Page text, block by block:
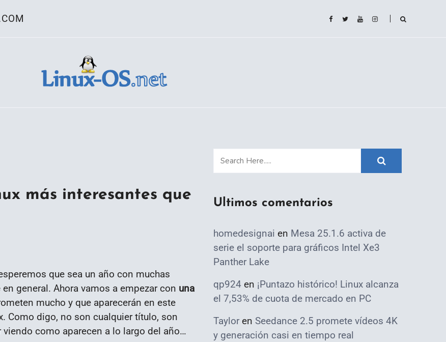
más interesantes que
que sea un año con muchas
general. Ahora vamos a empezar con una
mucho y que aparecerán en este
Como digo, no son cualquier título, son
como aparecen a lo largo del año…
Ultimos comentarios
homedesignai en Mesa 25.1.6 activa de
serie el soporte para gráficos Intel Xe3
Panther Lake
qp924 en ¡Puntazo histórico! Linux alcanza
el 7,53% de cuota de mercado en PC
Taylor en Seedance 2.5 promete vídeos 4K
y generación casi en tiempo real